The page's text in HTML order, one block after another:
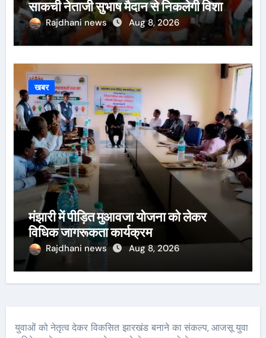
साकची नेताजी सुभाष मैदान से निकलेगी विशाल
तिरंगा यात्रा
Rajdhani news Aug 8, 2026
खबर
मंझारी में पीड़ित मुआवजा योजना को लेकर
विधिक जागरूकता कार्यक्रम
Rajdhani news Aug 8, 2026
युवाओं को नेतृत्व देकर विकसित झारखंड बनाने का संकल्प, आजसू युवा